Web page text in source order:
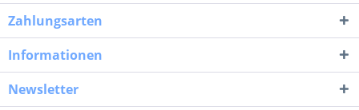
Zahlungsarten
Informationen
Newsletter